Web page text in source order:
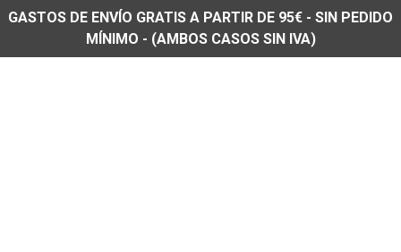
GASTOS DE ENVÍO GRATIS A PARTIR DE 95€ - SIN PEDIDO
MÍNIMO - (AMBOS CASOS SIN IVA)